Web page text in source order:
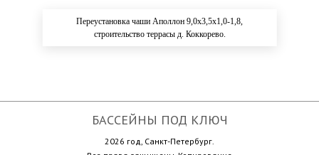
Переустановка чаши Аполлон 9,0х3,5х1,0-1,8,
строительство террасы д. Коккорево.
БАССЕЙНЫ ПОД КЛЮЧ
2026 год, Санкт-Петербург.